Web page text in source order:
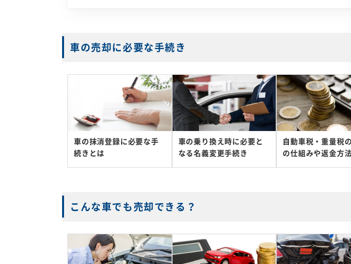
車の売却に必要な手続き
車の抹消登録に必要な手
続きとは
車の乗り換え時に必要と
なる名義変更手続き
自動車税・重量税
の仕組みや返金方
こんな車でも売却できる？